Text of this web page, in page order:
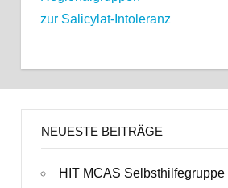
zur Salicylat-Intoleranz
NEUESTE BEITRÄGE
HIT MCAS